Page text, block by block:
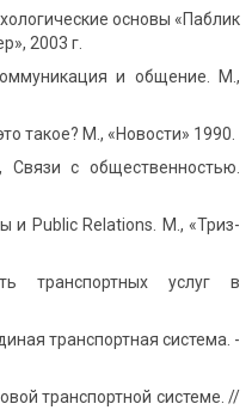
основы «Паблик
2003 г.
и общение. М.,
такое? М., «Новости» 1990.
с общественностью.
и Public Relations. М., «Триз-
транспортных услуг в
транспортная система. -
транспортной системе. //